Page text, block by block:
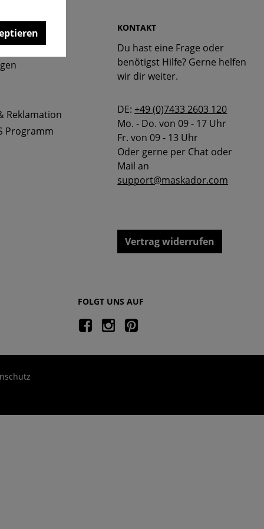
FAQ
Reklamation
Programm
KONTAKT
Du hast eine Frage oder
benötigst Hilfe? Gerne helfen
wir dir weiter.
DE:+49 (0)7433 2603 120
Mo. - Do. von 09 - 17 Uhr
Fr. von 09 - 13 Uhr
Oder gerne per Chat oder
Mail an
support@maskador.com
Vertrag widerrufen
FOLGT UNS AUF